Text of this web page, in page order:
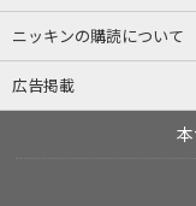
ニッキンの購読について
広告掲載